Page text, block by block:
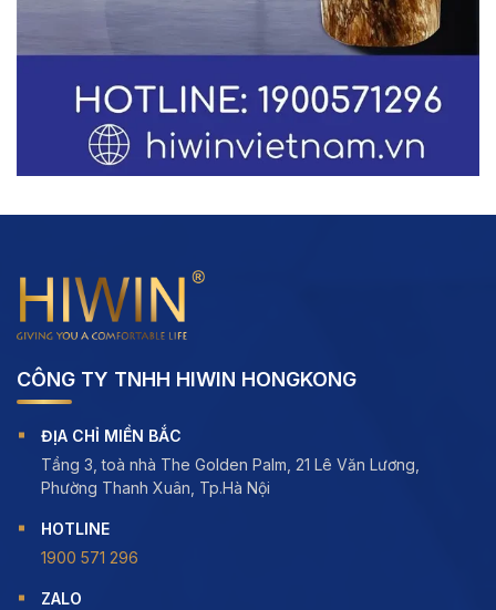
CÔNG TY TNHH HIWIN HONGKONG
ĐỊA CHỈ MIỀN BẮC
Tầng 3, toà nhà The Golden Palm, 21 Lê Văn Lương,
Phường Thanh Xuân, Tp.Hà Nội
HOTLINE
1900 571 296
ZALO